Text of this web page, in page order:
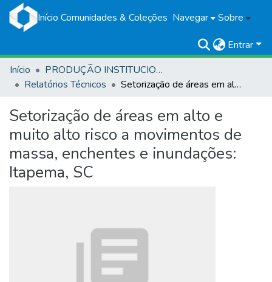
Início Comunidades & Coleções Navegar Sobre
Entrar
Início
PRODUÇÃO INSTITUCIONAL
Relatórios Técnicos
Setorização de áreas em alto e muito alto risco a movimentos de massa, enchentes e inundações: Itapema, SC
Setorização de áreas em alto e
muito alto risco a movimentos de
massa, enchentes e inundações:
Itapema, SC